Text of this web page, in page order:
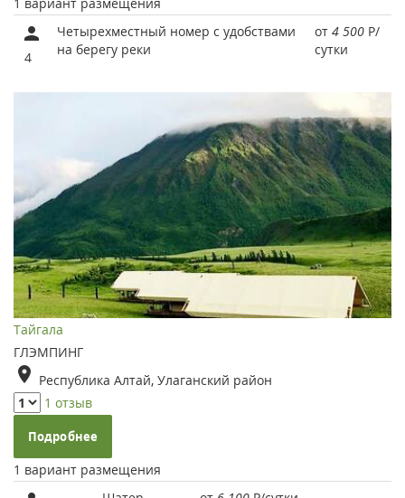
4
Четырехместный номер с удобствами
на берегу реки
от 4 500 Р/
сутки
Тайгала
ГЛЭМПИНГ
Республика Алтай, Улаганский район
1 отзыв
Подробнее
1 вариант размещения